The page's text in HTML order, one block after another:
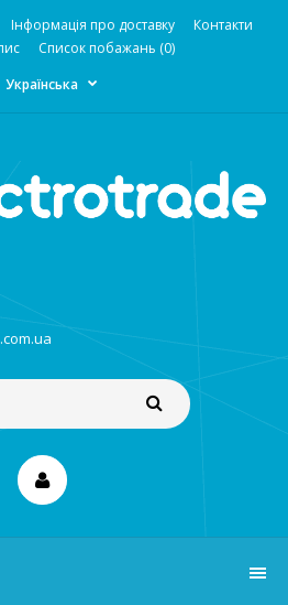
Інформація про доставку
Контакти
Список побажань (0)
Українська